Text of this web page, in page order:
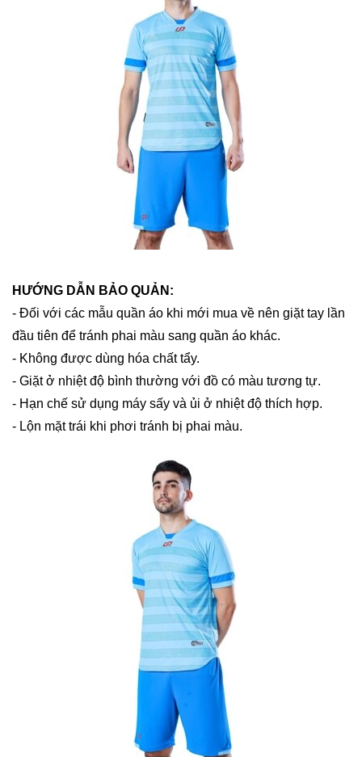
HƯỚNG DẪN BẢO QUẢN:
- Đối với các mẫu quần áo khi mới mua về nên giặt tay lần
đầu tiên để tránh phai màu sang quần áo khác.
- Không được dùng hóa chất tẩy.
- Giặt ở nhiệt độ bình thường với đồ có màu tương tự.
- Hạn chế sử dụng máy sấy và ủi ở nhiệt độ thích hợp.
- Lộn mặt trái khi phơi tránh bị phai màu.